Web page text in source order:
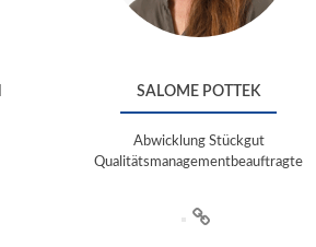
SALOME POTTEK
Abwicklung Stückgut
Qualitätsmanagementbeauftragte